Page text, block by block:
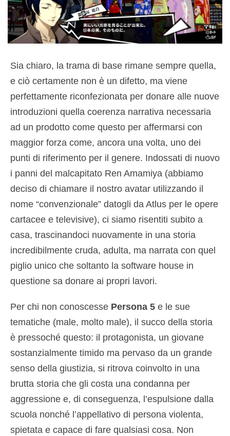
Sia chiaro, la trama di base rimane sempre quella,
e ciò certamente non è un difetto, ma viene
perfettamente riconfezionata per donare alle nuove
introduzioni quella coerenza narrativa necessaria
ad un prodotto come questo per affermarsi con
maggior forza come, ancora una volta, uno dei
punti di riferimento per il genere. Indossati di nuovo
i panni del malcapitato Ren Amamiya (abbiamo
deciso di chiamare il nostro avatar utilizzando il
nome “convenzionale” datogli da Atlus per le opere
cartacee e televisive), ci siamo risentiti subito a
casa, trascinandoci nuovamente in una storia
incredibilmente cruda, adulta, ma narrata con quel
piglio unico che soltanto la software house in
questione sa donare ai propri lavori.
Per chi non conoscesse Persona 5 e le sue
tematiche (male, molto male), il succo della storia
è pressoché questo: il protagonista, un giovane
sostanzialmente timido ma pervaso da un grande
senso della giustizia, si ritrova coinvolto in una
brutta storia che gli costa una condanna per
aggressione e, di conseguenza, l’espulsione dalla
scuola nonché l’appellativo di persona violenta,
spietata e capace di fare qualsiasi cosa. Non